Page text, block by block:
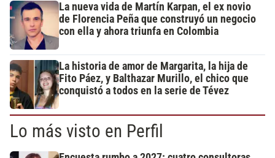
La nueva vida de Martín Karpan, el ex novio
de Florencia Peña que construyó un negocio
con ella y ahora triunfa en Colombia
La historia de amor de Margarita, la hija de
Fito Páez, y Balthazar Murillo, el chico que
conquistó a todos en la serie de Tévez
Lo más visto en Perfil